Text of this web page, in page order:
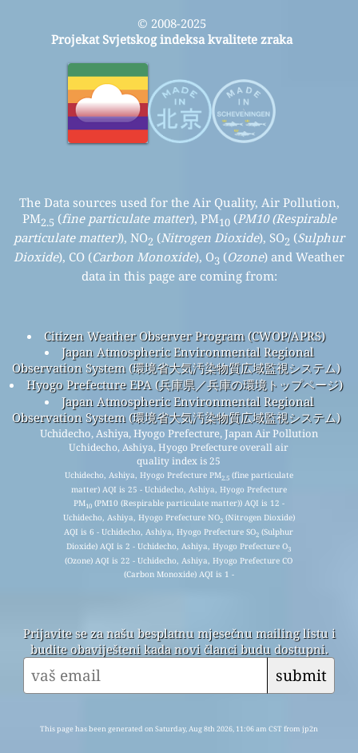
© 2008-2025
Projekat Svjetskog indeksa kvalitete zraka
The Data sources used for the Air Quality, Air Pollution,
PM2.5 (fine particulate matter), PM10(PM10 (Respirable
particulate matter)), NO2 (Nitrogen Dioxide), SO2 (Sulphur
Dioxide), CO (Carbon Monoxide), O3 (Ozone) and Weather
data in this page are coming from:
Citizen Weather Observer Program (CWOP/APRS)
Japan Atmospheric Environmental Regional
Observation System (環境省大気汚染物質広域監視システム)
Hyogo Prefecture EPA (兵庫県／兵庫の環境トップページ)
Japan Atmospheric Environmental Regional
Observation System (環境省大気汚染物質広域監視システム)
Uchidecho, Ashiya, Hyogo Prefecture, Japan Air Pollution
Uchidecho, Ashiya, Hyogo Prefecture overall air
quality index is 25
Uchidecho, Ashiya, Hyogo Prefecture PM2.5(fine particulate
matter) AQI is 25 - Uchidecho, Ashiya, Hyogo Prefecture
PM10(PM10 (Respirable particulate matter)) AQI is 12 -
Uchidecho, Ashiya, Hyogo Prefecture NO2(Nitrogen Dioxide)
AQI is 6 - Uchidecho, Ashiya, Hyogo Prefecture SO2 (Sulphur
Dioxide) AQI is 2 - Uchidecho, Ashiya, Hyogo Prefecture O3
(Ozone) AQI is 22 - Uchidecho, Ashiya, Hyogo Prefecture CO
(Carbon Monoxide) AQI is 1 -
Prijavite se za našu besplatnu mjesečnu mailing listu i
budite obaviješteni kada novi članci budu dostupni.
submit
This page has been generated on Saturday, Aug 8th 2026, 11:06 am CST from jp2n